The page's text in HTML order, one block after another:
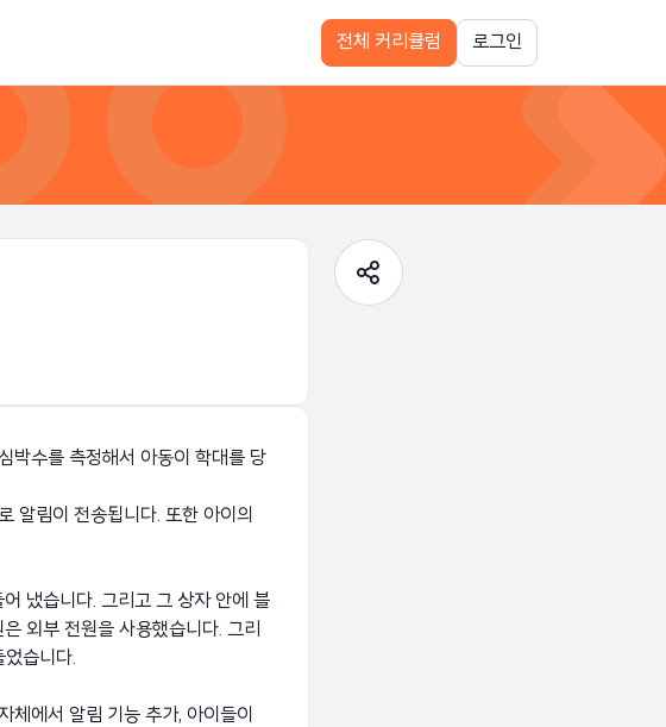
전체 커리큘럼 로그인
박수를 측정해서 아동이 학대를 당
알림이 전송됩니다. 또한 아이의
냈습니다. 그리고 그 상자 안에 블
외부 전원을 사용했습니다. 그리
습니다.
체에서 알림 기능 추가, 아이들이